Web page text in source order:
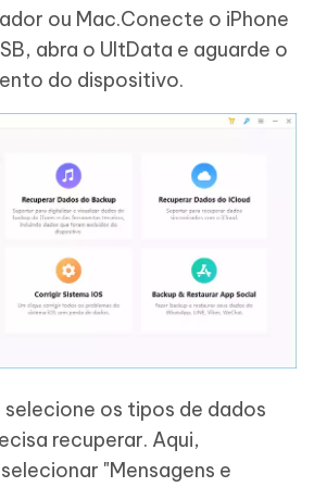
ou Mac.Conecte o iPhone
abra o UltData e aguarde o
do dispositivo.
selecione os tipos de dados
recuperar. Aqui,
"Mensagens e